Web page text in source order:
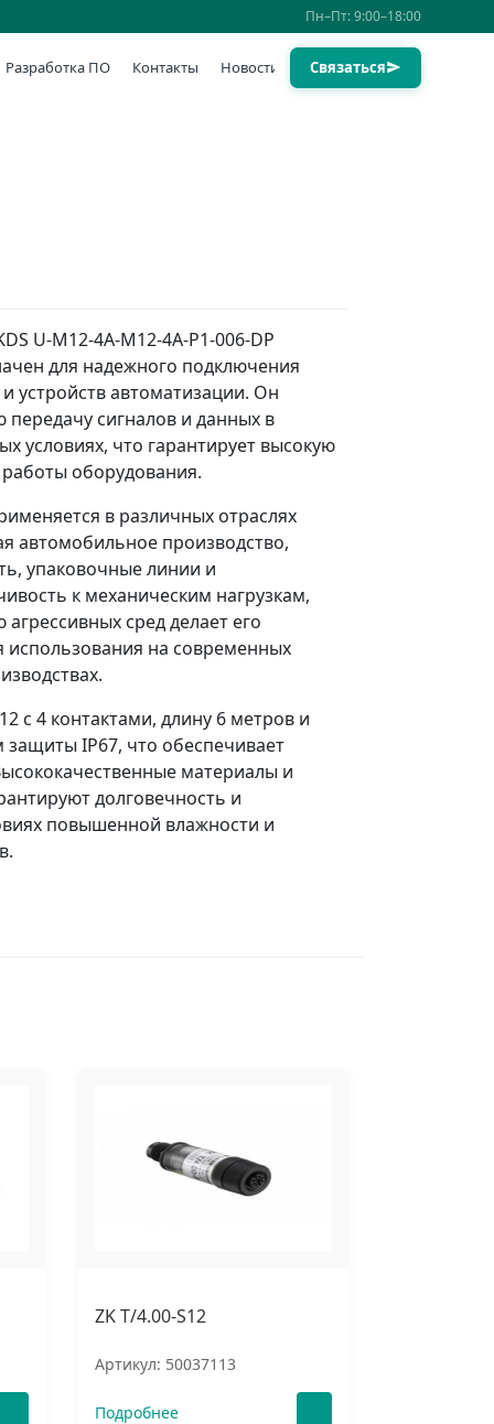
Пн–Пт: 9:00–18:00
Разработка ПО Контакты Новости Связаться
U-M12-4A-M12-4A-P1-006-DP
для надежного подключения
устройств автоматизации. Он
передачу сигналов и данных в
условиях, что гарантирует высокую
оборудования.
в различных отраслях
автомобильное производство,
упаковочные линии и
к механическим нагрузкам,
сред делает его
на современных
с 4 контактами, длину 6 метров и
защиты IP67, что обеспечивает
материалы и
долговечность и
повышенной влажности и
ZK T/4.00-S12
Артикул: 50037113
Подробнее